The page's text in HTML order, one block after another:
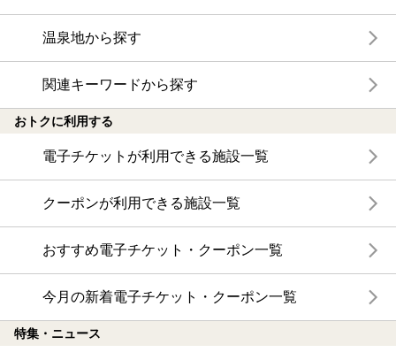
温泉地から探す
関連キーワードから探す
おトクに利用する
電子チケットが利用できる施設一覧
クーポンが利用できる施設一覧
おすすめ電子チケット・クーポン一覧
今月の新着電子チケット・クーポン一覧
特集・ニュース